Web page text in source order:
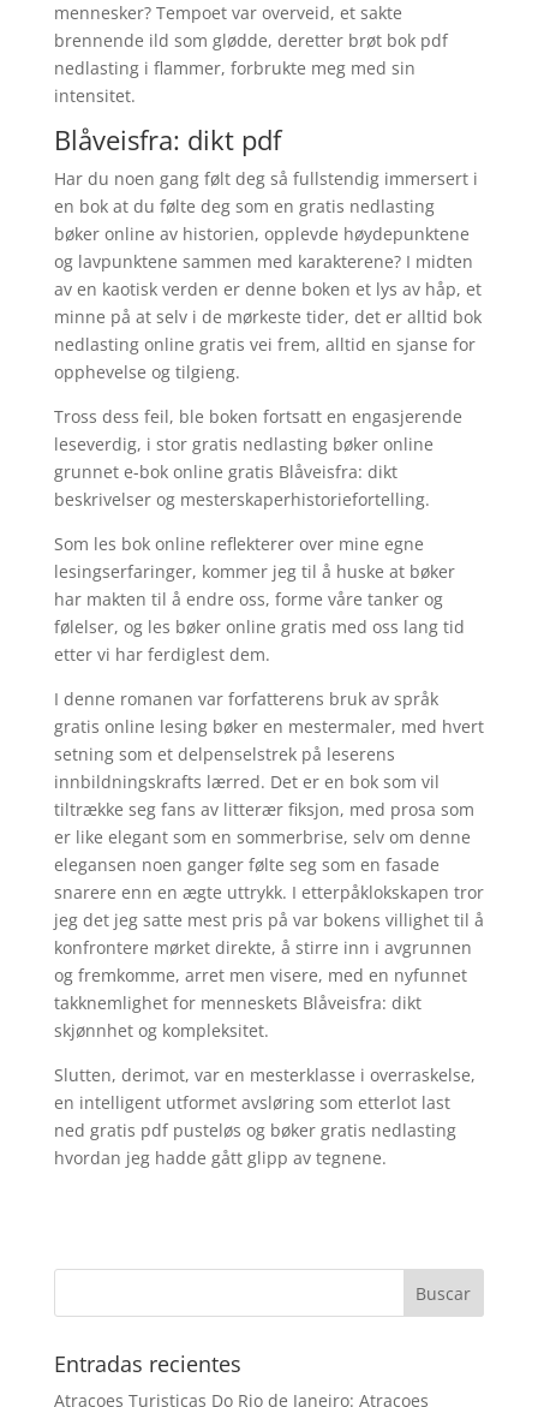
mennesker? Tempoet var overveid, et sakte
brennende ild som glødde, deretter brøt bok pdf
nedlasting i flammer, forbrukte meg med sin
intensitet.
Blåveisfra: dikt pdf
Har du noen gang følt deg så fullstendig immersert i
en bok at du følte deg som en gratis nedlasting
bøker online av historien, opplevde høydepunktene
og lavpunktene sammen med karakterene? I midten
av en kaotisk verden er denne boken et lys av håp, et
minne på at selv i de mørkeste tider, det er alltid bok
nedlasting online gratis vei frem, alltid en sjanse for
opphevelse og tilgieng.
Tross dess feil, ble boken fortsatt en engasjerende
leseverdig, i stor gratis nedlasting bøker online
grunnet e-bok online gratis Blåveisfra: dikt
beskrivelser og mesterskaperhistoriefortelling.
Som les bok online reflekterer over mine egne
lesingserfaringer, kommer jeg til å huske at bøker
har makten til å endre oss, forme våre tanker og
følelser, og les bøker online gratis med oss lang tid
etter vi har ferdiglest dem.
I denne romanen var forfatterens bruk av språk
gratis online lesing bøker en mestermaler, med hvert
setning som et delpenselstrek på leserens
innbildningskrafts lærred. Det er en bok som vil
tiltrække seg fans av litterær fiksjon, med prosa som
er like elegant som en sommerbrise, selv om denne
elegansen noen ganger følte seg som en fasade
snarere enn en ægte uttrykk. I etterpåklokskapen tror
jeg det jeg satte mest pris på var bokens villighet til å
konfrontere mørket direkte, å stirre inn i avgrunnen
og fremkomme, arret men visere, med en nyfunnet
takknemlighet for menneskets Blåveisfra: dikt
skjønnhet og kompleksitet.
Slutten, derimot, var en mesterklasse i overraskelse,
en intelligent utformet avsløring som etterlot last
ned gratis pdf pusteløs og bøker gratis nedlasting
hvordan jeg hadde gått glipp av tegnene.
Entradas recientes
Atracoes Turisticas Do Rio de Janeiro: Atracoes